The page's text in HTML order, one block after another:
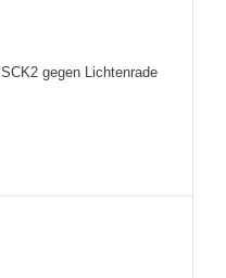
SCK2 gegen Lichtenrade